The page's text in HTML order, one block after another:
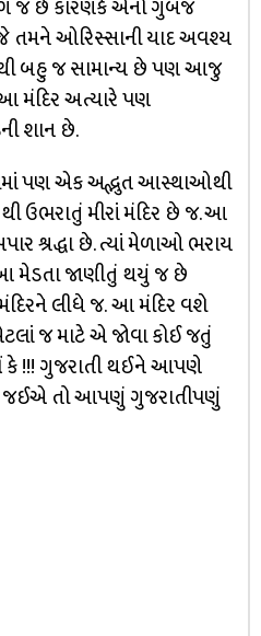
જ છે કારણકે એનો ગુંબજ
ઓરિસ્સાની યાદ અવશ્ય
બહુ જ સામાન્ય છે પણ આજુ
મંદિર અત્યારે પણ
શાન છે.
પણ એક અદ્ભુત આસ્થાઓથી
ઉભરાતું મીરાં મંદિર છે જ. આ
શ્રદ્ધા છે. ત્યાં મેળાઓ ભરાય
મેડતા જાણીતું થયું જ છે
લીધે જ. આ મંદિર વશે
જ માટે એ જોવા કોઈ જતું
કે !!! ગુજરાતી થઈને આપણે
જઈએ તો આપણું ગુજરાતીપણું